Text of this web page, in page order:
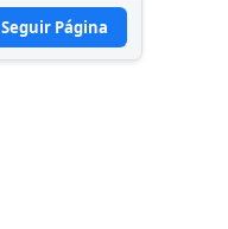
Seguir Página